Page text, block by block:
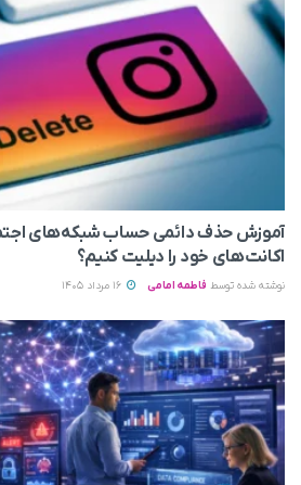
آموزش حذف دائمی حساب شبکه‌های
اکانت‌های خود را دیلیت کنیم؟
نوشته شده توسط فاطمه امامی